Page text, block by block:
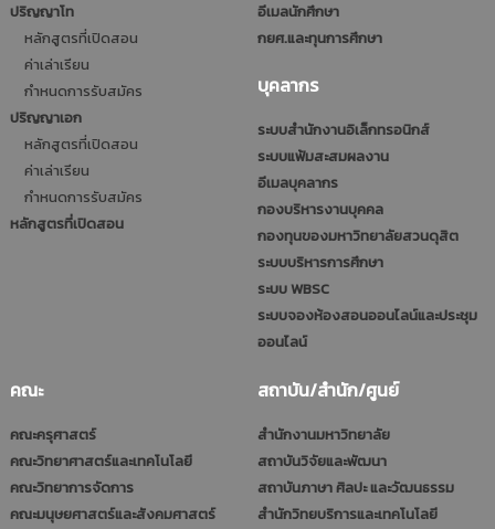
ปริญญาโท
หลักสูตรที่เปิดสอน
ค่าเล่าเรียน
กำหนดการรับสมัคร
ปริญญาเอก
หลักสูตรที่เปิดสอน
ค่าเล่าเรียน
กำหนดการรับสมัคร
หลักสูตรที่เปิดสอน
อีเมลนักศึกษา
กยศ.และทุนการศึกษา
บุคลากร
ระบบสำนักงานอิเล็กทรอนิกส์
ระบบแฟ้มสะสมผลงาน
อีเมลบุคลากร
กองบริหารงานบุคคล
กองทุนของมหาวิทยาลัยสวนดุสิต
ระบบบริหารการศึกษา
ระบบ WBSC
ระบบจองห้องสอนออนไลน์และประชุม
ออนไลน์
คณะ
คณะครุศาสตร์
คณะวิทยาศาสตร์และเทคโนโลยี
คณะวิทยาการจัดการ
คณะมนุษยศาสตร์และสังคมศาสตร์
สถาบัน/สำนัก/ศูนย์
สำนักงานมหาวิทยาลัย
สถาบันวิจัยและพัฒนา
สถาบันภาษา ศิลปะ และวัฒนธรรม
สำนักวิทยบริการและเทคโนโลยี